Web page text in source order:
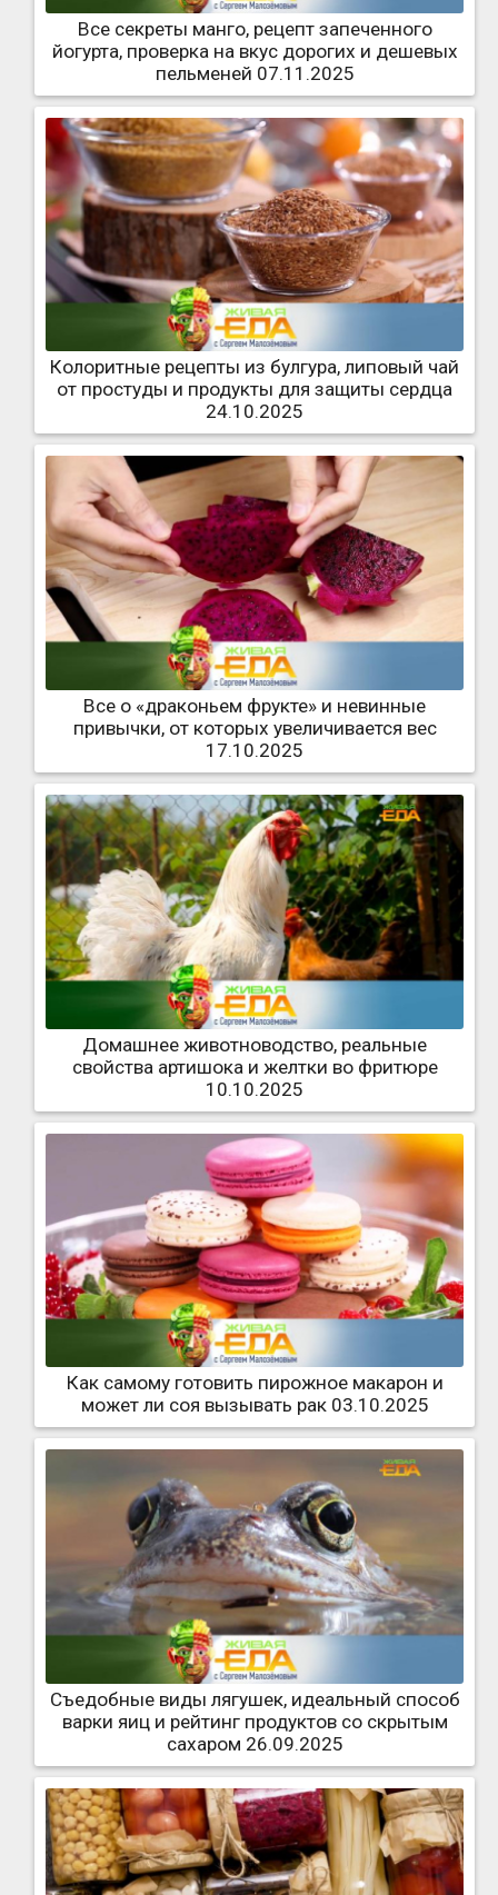
Все секреты манго, рецепт запеченного
йогурта, проверка на вкус дорогих и дешевых
пельменей 07.11.2025
Колоритные рецепты из булгура, липовый чай
от простуды и продукты для защиты сердца
24.10.2025
Все о «драконьем фрукте» и невинные
привычки, от которых увеличивается вес
17.10.2025
Домашнее животноводство, реальные
свойства артишока и желтки во фритюре
10.10.2025
Как самому готовить пирожное макарон и
может ли соя вызывать рак 03.10.2025
Съедобные виды лягушек, идеальный способ
варки яиц и рейтинг продуктов со скрытым
сахаром 26.09.2025